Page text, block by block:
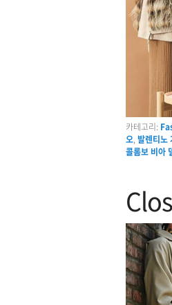
카테고리:
오,발렌티노
콜롬보 비아